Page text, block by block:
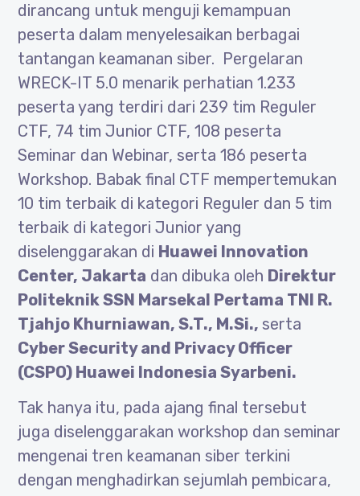
dirancang untuk menguji kemampuan
peserta dalam menyelesaikan berbagai
tantangan keamanan siber. Pergelaran
WRECK-IT 5.0 menarik perhatian 1.233
peserta yang terdiri dari 239 tim Reguler
CTF, 74 tim Junior CTF, 108 peserta
Seminar dan Webinar, serta 186 peserta
Workshop. Babak final CTF mempertemukan
10 tim terbaik di kategori Reguler dan 5 tim
terbaik di kategori Junior yang
diselenggarakan di Huawei Innovation
Center, Jakarta dan dibuka oleh Direktur
Politeknik SSN Marsekal Pertama TNI R.
Tjahjo Khurniawan, S.T., M.Si., serta
Cyber Security and Privacy Officer
(CSPO) Huawei Indonesia Syarbeni.
Tak hanya itu, pada ajang final tersebut
juga diselenggarakan workshop dan seminar
mengenai tren keamanan siber terkini
dengan menghadirkan sejumlah pembicara,